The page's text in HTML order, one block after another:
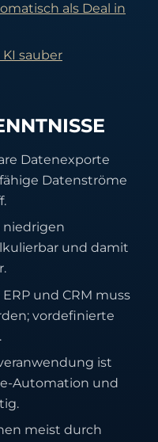
als Deal in
sauber
Datenexporte
Datenströme
niedrigen
und damit
und CRM muss
vordefinierte
ist
Automation und
meist durch